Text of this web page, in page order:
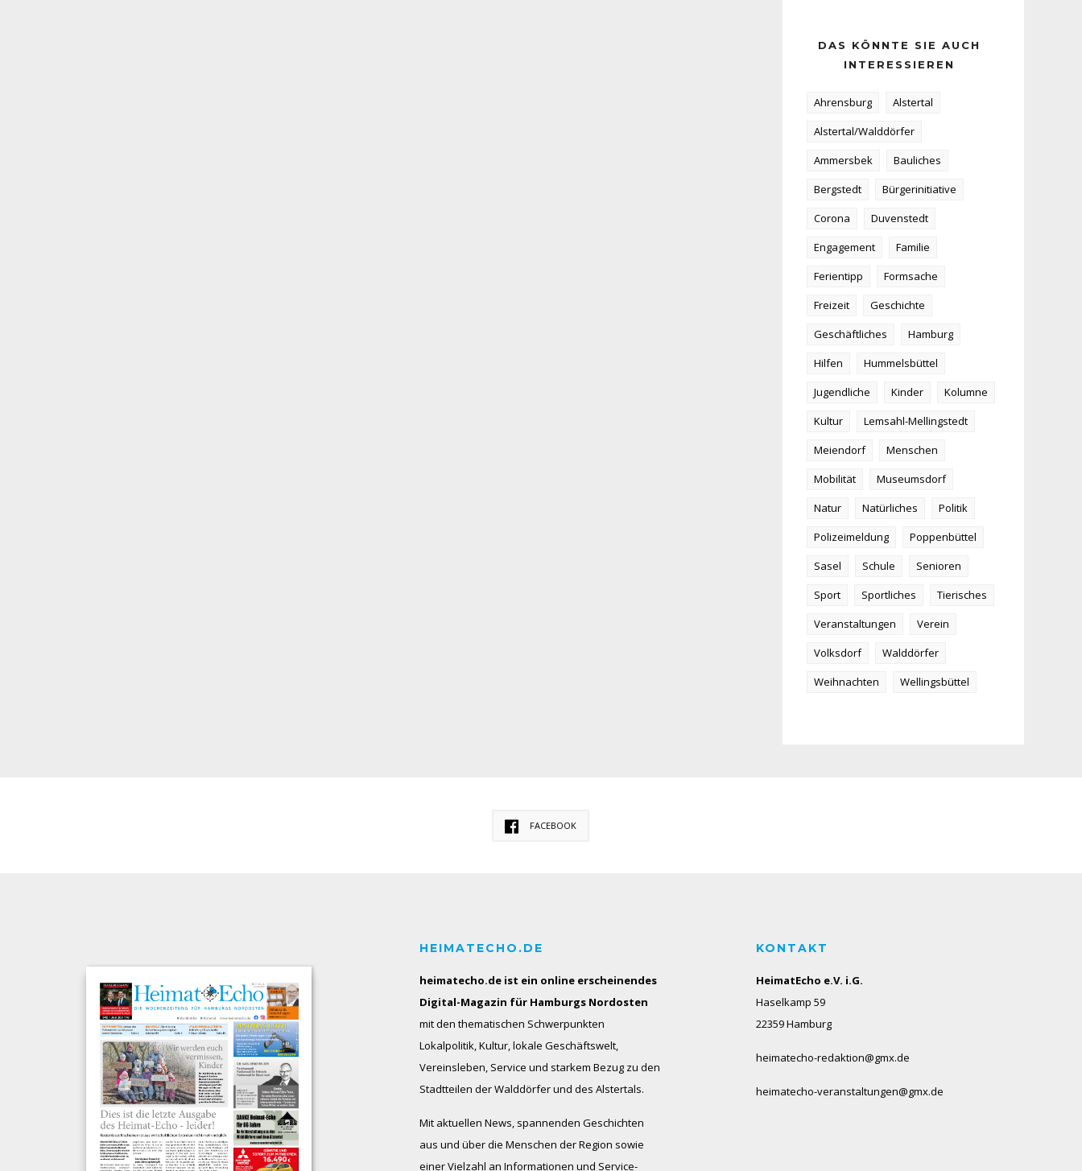
DAS KÖNNTE SIE AUCH
INTERESSIEREN
Ahrensburg
Alstertal
Alstertal/Walddörfer
Ammersbek
Bauliches
Bergstedt
Bürgerinitiative
Corona
Duvenstedt
Engagement
Familie
Ferientipp
Formsache
Freizeit
Geschichte
Geschäftliches
Hamburg
Hilfen
Hummelsbüttel
Jugendliche
Kinder
Kolumne
Kultur
Lemsahl-Mellingstedt
Meiendorf
Menschen
Mobilität
Museumsdorf
Natur
Natürliches
Politik
Polizeimeldung
Poppenbüttel
Sasel
Schule
Senioren
Sport
Sportliches
Tierisches
Veranstaltungen
Verein
Volksdorf
Walddörfer
Weihnachten
Wellingsbüttel
FACEBOOK
HEIMATECHO.DE
heimatecho.de ist ein online erscheinendes
Digital-Magazin für Hamburgs Nordosten
mit den thematischen Schwerpunkten
Lokalpolitik, Kultur, lokale Geschäftswelt,
Vereinsleben, Service und starkem Bezug zu den
Stadtteilen der Walddörfer und des Alstertals.
Mit aktuellen News, spannenden Geschichten
aus und über die Menschen der Region sowie
einer Vielzahl an Informationen und Service-
KONTAKT
HeimatEcho e.V. i.G.
Haselkamp 59
22359 Hamburg
heimatecho-redaktion@gmx.de
heimatecho-veranstaltungen@gmx.de